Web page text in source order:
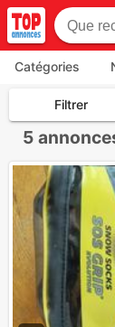
Catégories
Filtrer
5